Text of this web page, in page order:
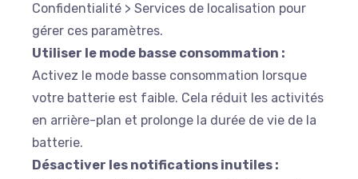
Confidentialité > Services de localisation pour
gérer ces paramètres.
Utiliser le mode basse consommation :
Activez le mode basse consommation lorsque
votre batterie est faible. Cela réduit les activités
en arrière-plan et prolonge la durée de vie de la
batterie.
Désactiver les notifications inutiles :